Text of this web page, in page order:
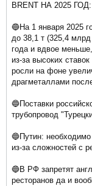
BRENT НА 2025
🔵На 1 января 2025
до 38,1 т (325,4
года и вдвое
из-за высоких
росли на фоне
драгметаллами
🔵Поставки
трубопровод
🔵Путин:
из-за сложностей с
🔵В РФ запретят
ресторанов да и